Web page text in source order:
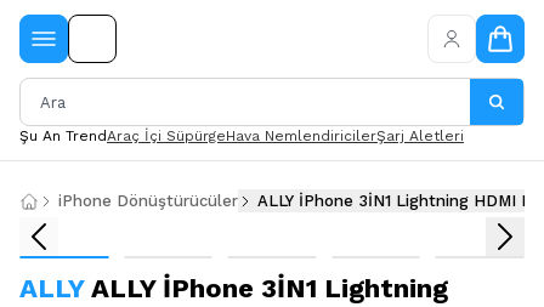
Şu An TrendAraç İçi SüpürgeHava NemlendiricilerŞarj Aletleri
iPhone Dönüştürücüler ALLY İPhone 3İN1 Lightning HDMI
ALLY ALLY İPhone 3İN1 Lightning